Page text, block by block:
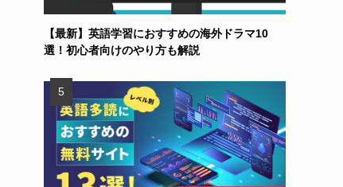
【最新】英語学習におすすめの海外ドラマ10
選！初心者向けのやり方も解説